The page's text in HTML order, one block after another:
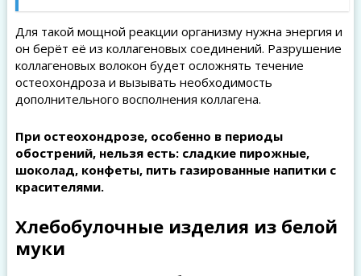
Для такой мощной реакции организму нужна энергия и
он берёт её из коллагеновых соединений. Разрушение
коллагеновых волокон будет осложнять течение
остеохондроза и вызывать необходимость
дополнительного восполнения коллагена.
При остеохондрозе, особенно в периоды
обострений, нельзя есть: сладкие пирожные,
шоколад, конфеты, пить газированные напитки с
красителями.
Хлебобулочные изделия из белой
муки